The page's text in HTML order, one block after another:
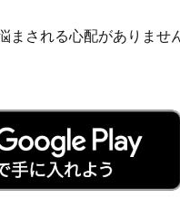
まされる心配がありませ